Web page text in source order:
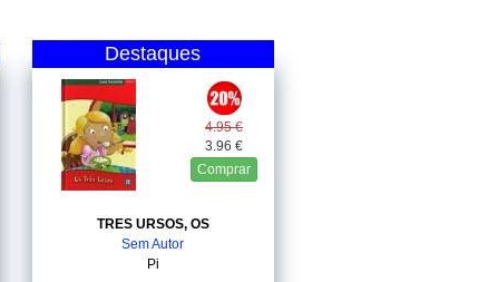
Destaques
4.95 €
3.96 €
Comprar
TRES URSOS, OS
Sem Autor
Pi